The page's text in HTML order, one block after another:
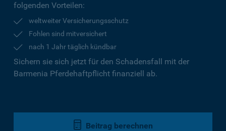
folgenden Vorteilen:
weltweiter Versicherungsschutz
Fohlen sind mitversichert
nach 1 Jahr täglich kündbar
Sichern sie sich jetzt für den Schadensfall mit der
Barmenia Pferdehaftpflicht finanziell ab.
Beitrag berechnen